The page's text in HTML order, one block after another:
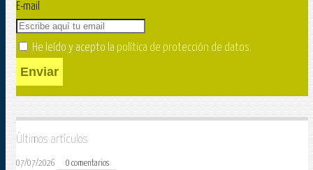
E-mail
He leído y acepto la política de protección de datos.
Enviar
Últimos artículos
07/07/2026 0 comentarios